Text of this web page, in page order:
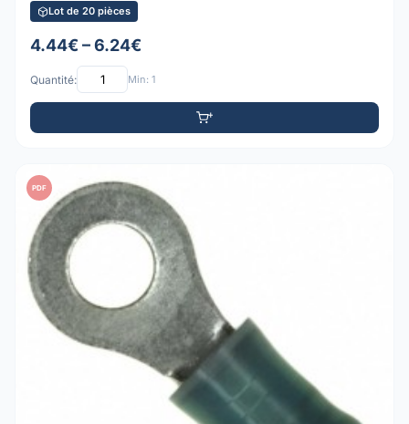
Lot de 20 pièces
4.44€ – 6.24€
Quantité: Min: 1
PDF